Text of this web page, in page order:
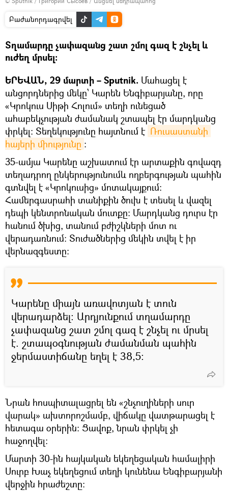
Բաժանորդագրվել
Տղամարդը չափազանց շատ շմոլ գազ է շնչել և
ուժեղ մրսել։
ԵՐԵՎԱՆ, 29 մարտի – Sputnik. Մահացել է
անցորդներից մեկը՝ Կարեն Ենգիբարյանը, որը
«Կրոկուս Սիթի Հոլում» տեղի ունեցած
ահաբեկչության ժամանակ շտապել էր մարդկանց
փրկել։ Տեղեկությունը հայտնում է Ռուսաստանի
հայերի միությունը :
35-ամյա Կարենը աշխատում էր արտաքին գովազդ
տեղադրող ընկերությունումև ողբերգության պահին
գտնվել է «Կրոկուսից» մոտակայքում։
Համերգասրահի տանիքին ծուխ է տեսել և վազել
դեպի կենտրոնական մուտքը։ Մարդկանց դուրս էր
հանում ծխից, տանում բժիշկների մոտ ու
վերադառնում։ Տուժածներից մեկին տվել է իր
վերնազգեստը։
Կարենը միայն առավոտյան է տուն
վերադարձել։ Արդյունքում տղամարդը
չափազանց շատ շմոլ գազ է շնչել ու մրսել
է. շտապօգնության ժամանման պահին
ջերմաստիճանը եղել է 38,5:
Նրան հոսպիտալացրել են «շնչուղիների սուր
վարակ» ախտորոշմամբ, վիճակը վատթարացել է
հետագա օրերին։ Ցավոք, նրան փրկել չի
հաջողվել։
Մարտի 30-ին հայկական եկեղեցական համալիրի
Սուրբ Խաչ եկեղեցում տեղի կունենա Ենգիբարյանի
վերջին հրաժեշտը: